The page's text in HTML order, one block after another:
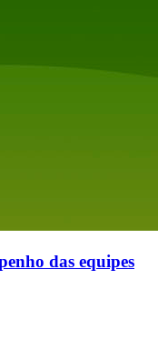
das equipes